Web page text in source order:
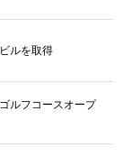
ルを取得
ルフコースオープ